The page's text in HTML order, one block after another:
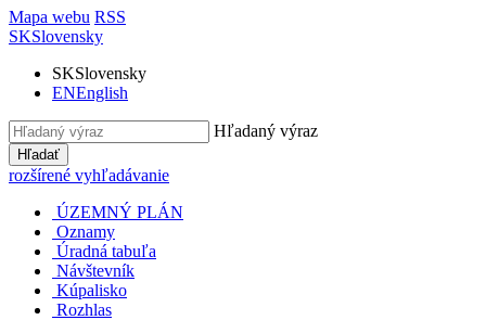
Mapa webu RSS
SKSlovensky
SKSlovensky
ENEnglish
Hľadaný výraz
Hľadať
rozšírené vyhľadávanie
ÚZEMNÝ PLÁN
Oznamy
Úradná tabuľa
Návštevník
Kúpalisko
Rozhlas